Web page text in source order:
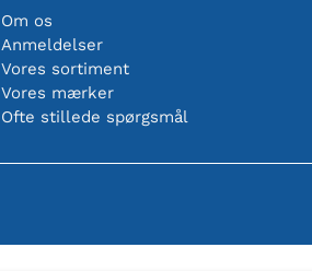
Om os
Anmeldelser
Vores sortiment
Vores mærker
Ofte stillede spørgsmål